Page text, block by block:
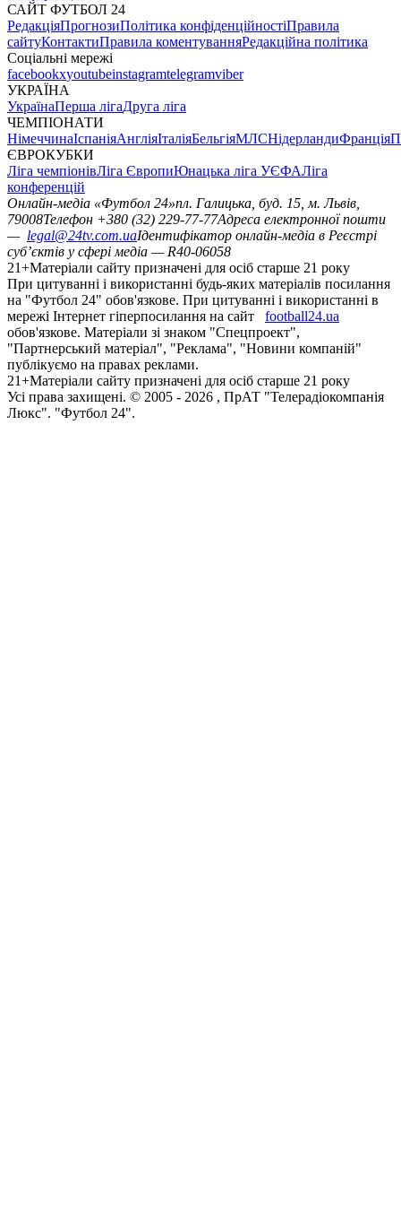
САЙТ ФУТБОЛ 24
РедакціяПрогнозиПолітика конфіденційностіПравила
сайтуКонтактиПравила коментуванняРедакційна політика
Соціальні мережі
facebookxyoutubeinstagramtelegramviber
УКРАЇНА
УкраїнаПерша лігаДруга ліга
ЧЕМПІОНАТИ
НімеччинаІспаніяАнгліяІталіяБельгіяМЛСНідерландиФранція
ЄВРОКУБКИ
Ліга чемпіонівЛіга ЄвропиЮнацька ліга УЄФАЛіга
конференцій
Онлайн-медіа «Футбол 24»пл. Галицька, буд. 15, м. Львів,
79008Телефон +380 (32) 229-77-77Адреса електронної пошти
— legal@24tv.com.uaІдентифікатор онлайн-медіа в Реєстрі
суб’єктів у сфері медіа — R40-06058
21+Матеріали сайту призначені для осіб старше 21 року
При цитуванні і використанні будь-яких матеріалів посилання
на "Футбол 24" обов'язкове. При цитуванні і використанні в
мережі Інтернет гіперпосилання на сайт
football24.ua
обов'язкове. Матеріали зі знаком "Спецпроект",
"Партнерський матеріал", "Реклама", "Новини компаній"
публікуємо на правах реклами.
21+Матеріали сайту призначені для осіб старше 21 року
Усi права захищенi. © 2005 - 2026 , ПрАТ "Телерадіокомпанія
Люкс". "Футбол 24".